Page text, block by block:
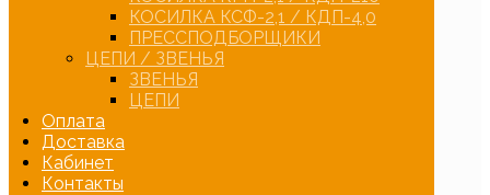
КОСИЛКА КСФ-2,1 / КДП-4,0
ПРЕССПОДБОРЩИКИ
ЦЕПИ / ЗВЕНЬЯ
ЗВЕНЬЯ
ЦЕПИ
Оплата
Доставка
Кабинет
Контакты